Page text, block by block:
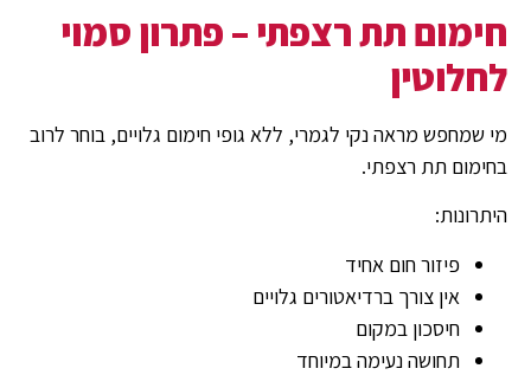
חימום תת רצפתי – פתרון סמוי
לחלוטין
מי שמחפש מראה נקי לגמרי, ללא גופי חימום גלויים, בוחר לרוב
בחימום תת רצפתי.
היתרונות:
פיזור חום אחיד
אין צורך ברדיאטורים גלויים
חיסכון במקום
תחושה נעימה במיוחד